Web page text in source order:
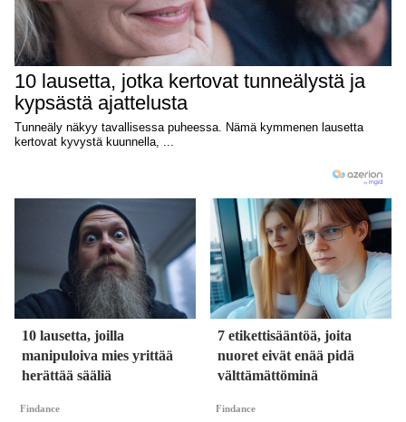
10 lausetta, joilla
manipuloiva mies yrittää
herättää sääliä
Findance
7 etikettisääntöä, joita
nuoret eivät enää pidä
välttämättöminä
Findance